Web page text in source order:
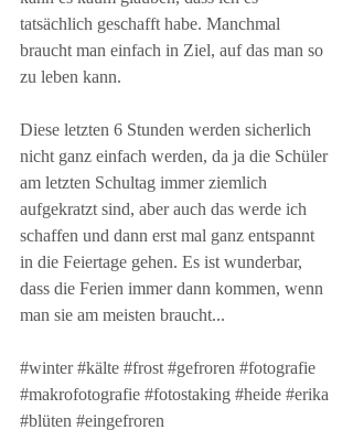
tatsächlich geschafft habe. Manchmal
braucht man einfach in Ziel, auf das man so
zu leben kann.
Diese letzten 6 Stunden werden sicherlich
nicht ganz einfach werden, da ja die Schüler
am letzten Schultag immer ziemlich
aufgekratzt sind, aber auch das werde ich
schaffen und dann erst mal ganz entspannt
in die Feiertage gehen. Es ist wunderbar,
dass die Ferien immer dann kommen, wenn
man sie am meisten braucht...
#winter #kälte #frost #gefroren #fotografie
#makrofotografie #fotostaking #heide #erika
#blüten #eingefroren